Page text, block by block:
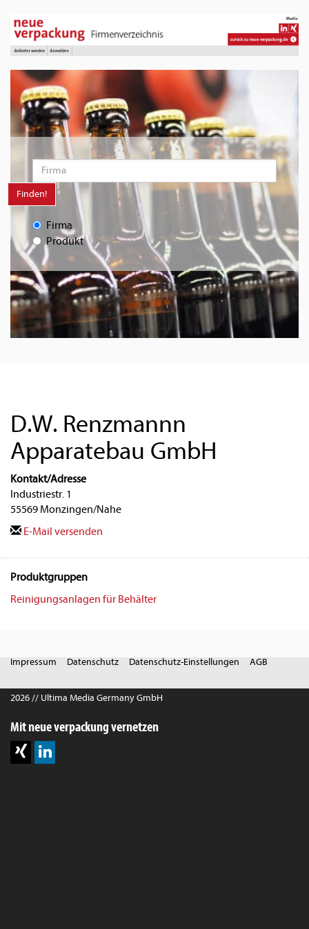
Finden!
Firma
Produkt
D.W. Renzmannn
Apparatebau GmbH
Kontakt/Adresse
Industriestr. 1
55569 Monzingen/Nahe
E-Mail versenden
Produktgruppen
Reinigungsanlagen für Behälter
Impressum Datenschutz Datenschutz-Einstellungen AGB
2026 // Ultima Media Germany GmbH
Mit neue verpackung vernetzen